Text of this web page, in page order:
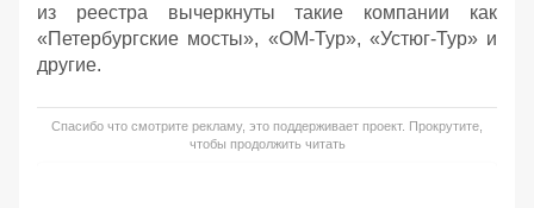
из реестра вычеркнуты такие компании как
«Петербургские мосты», «ОМ-Тур», «Устюг-Тур» и
другие.
Спасибо что смотрите рекламу, это поддерживает проект. Прокрутите,
чтобы продолжить читать